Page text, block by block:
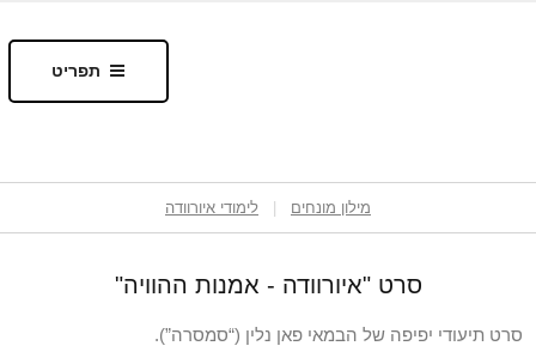
תפריט
מילון מונחים לימודי איורוודה
סרט "איורוודה - אמנות ההוויה"
סרט תיעודי יפיפה של הבמאי פאן נלין (“סמסרה”).